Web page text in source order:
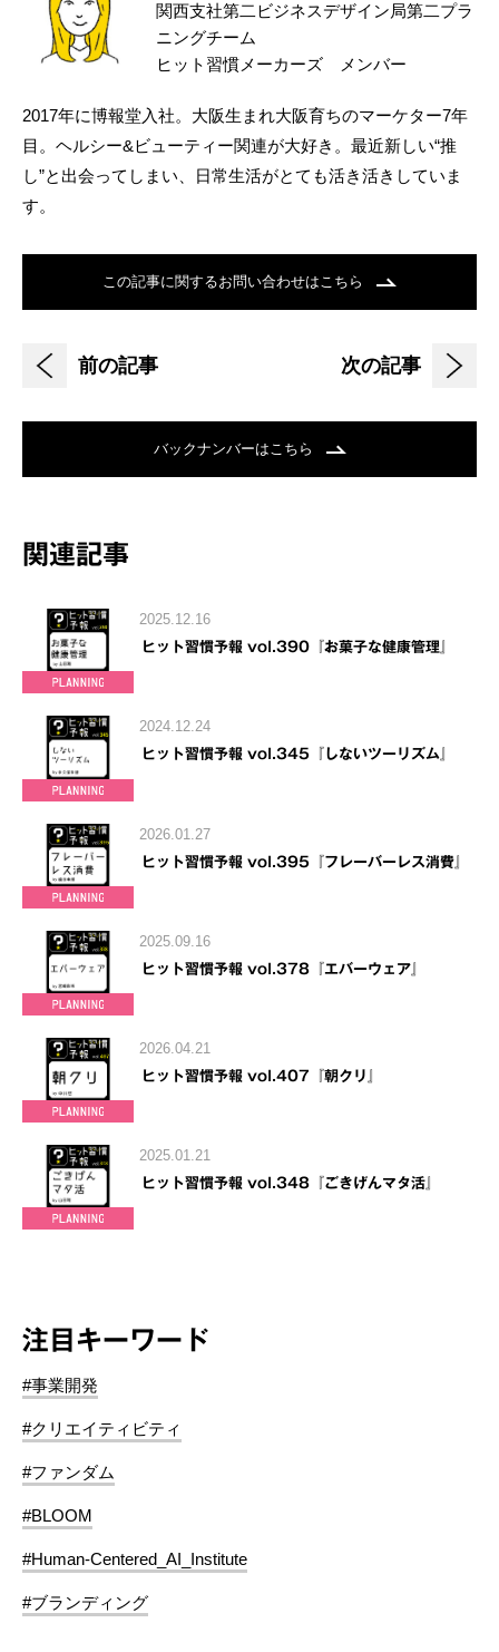
関西支社第二ビジネスデザイン局第二プラ
ニングチーム
ヒット習慣メーカーズ メンバー
2017年に博報堂入社。大阪生まれ大阪育ちのマーケター7年
目。ヘルシー&ビューティー関連が大好き。最近新しい“推
し”と出会ってしまい、日常生活がとても活き活きしていま
す。
この記事に関するお問い合わせはこちら
前の記事 次の記事
バックナンバーはこちら
関連記事
2025.12.16
ヒット習慣予報 vol.390『お菓子な健康管理』
2024.12.24
ヒット習慣予報 vol.345『しないツーリズム』
2026.01.27
ヒット習慣予報 vol.395『フレーバーレス消費』
2025.09.16
ヒット習慣予報 vol.378『エバーウェア』
2026.04.21
ヒット習慣予報 vol.407『朝クリ』
2025.01.21
ヒット習慣予報 vol.348『ごきげんマタ活』
注目キーワード
#事業開発
#クリエイティビティ
#ファンダム
#BLOOM
#Human-Centered_AI_Institute
#ブランディング